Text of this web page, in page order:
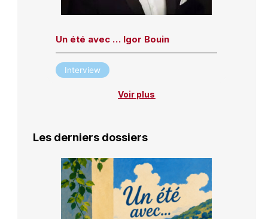
Un été avec … Igor Bouin
Interview
Voir plus
Les derniers dossiers